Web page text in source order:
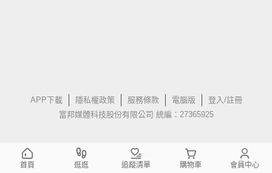
APP下載 隱私權政策 服務條款 電腦版
登入/註冊
富邦媒體科技股份有限公司 統編：27365925
首頁 逛逛 追蹤清單 購物車 會員中心